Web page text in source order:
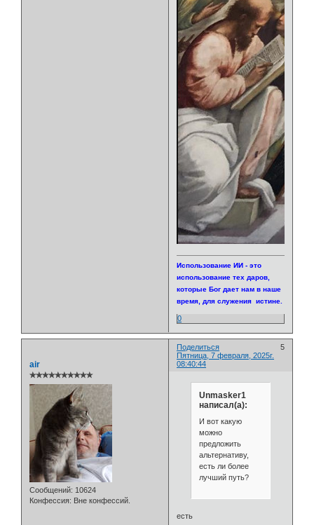
Использование ИИ - это
использование тех даров,
которые Бог дает нам в наше
время, для служения истине.
0
Поделиться
5
Пятница, 7 февраля, 2025г.
08:40:44
air
✯✯✯✯✯✯✯✯✯✯
Сообщений: 10624
Конфессия: Вне конфессий.
Unmasker1
написал(а):
И вот какую
можно
предложить
альтернативу,
есть ли более
лучший путь?
есть